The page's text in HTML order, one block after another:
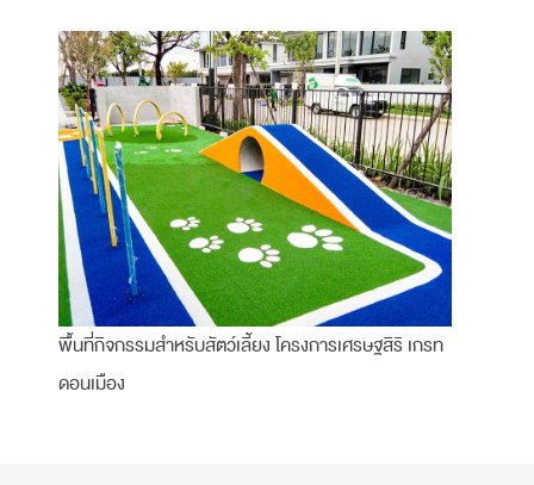
พื้นที่กิจกรรมสำหรับสัตว์เลี้ยง โครงการเศรษฐสิริ เกรท
ดอนเมือง